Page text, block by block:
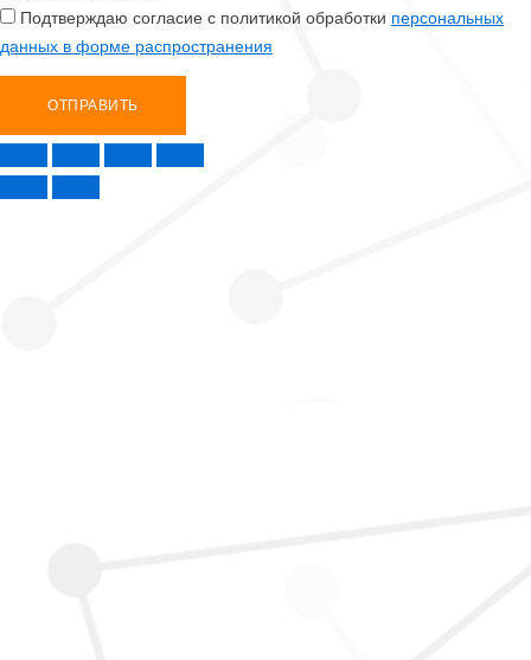
Подтверждаю согласие с политикой обработки персональных
данных в форме распространения
ОТПРАВИТЬ